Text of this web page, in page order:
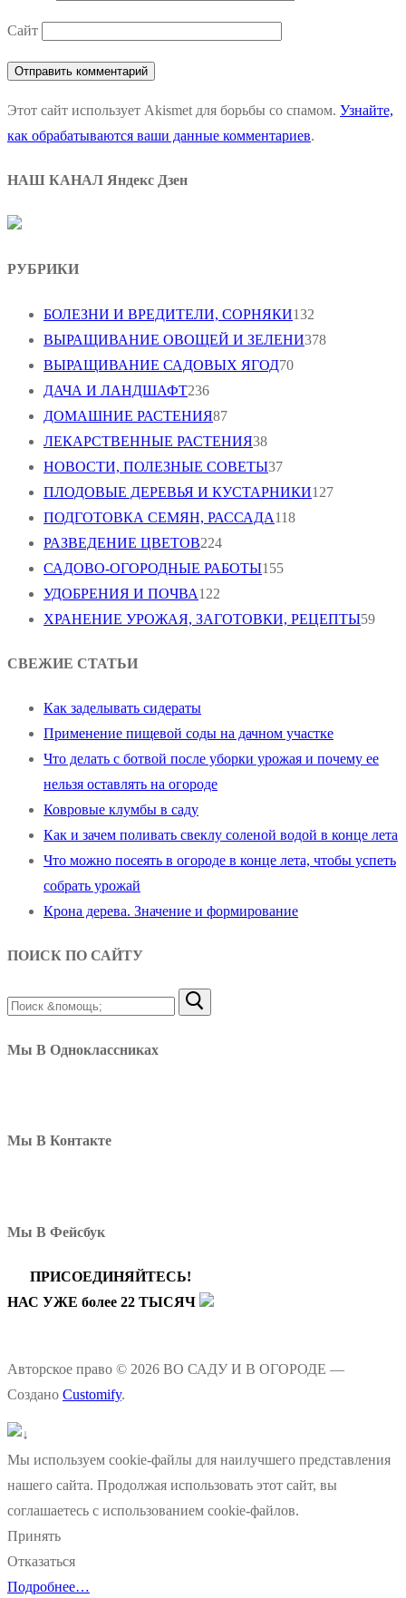
Сайт
Этот сайт использует Akismet для борьбы со спамом. Узнайте,
как обрабатываются ваши данные комментариев.
НАШ КАНАЛ Яндекс Дзен
РУБРИКИ
БОЛЕЗНИ И ВРЕДИТЕЛИ, СОРНЯКИ132
ВЫРАЩИВАНИЕ ОВОЩЕЙ И ЗЕЛЕНИ378
ВЫРАЩИВАНИЕ САДОВЫХ ЯГОД70
ДАЧА И ЛАНДШАФТ236
ДОМАШНИЕ РАСТЕНИЯ87
ЛЕКАРСТВЕННЫЕ РАСТЕНИЯ38
НОВОСТИ, ПОЛЕЗНЫЕ СОВЕТЫ37
ПЛОДОВЫЕ ДЕРЕВЬЯ И КУСТАРНИКИ127
ПОДГОТОВКА СЕМЯН, РАССАДА118
РАЗВЕДЕНИЕ ЦВЕТОВ224
САДОВО-ОГОРОДНЫЕ РАБОТЫ155
УДОБРЕНИЯ И ПОЧВА122
ХРАНЕНИЕ УРОЖАЯ, ЗАГОТОВКИ, РЕЦЕПТЫ59
СВЕЖИЕ СТАТЬИ
Как заделывать сидераты
Применение пищевой соды на дачном участке
Что делать с ботвой после уборки урожая и почему ее
нельзя оставлять на огороде
Ковровые клумбы в саду
Как и зачем поливать свеклу соленой водой в конце лета
Что можно посеять в огороде в конце лета, чтобы успеть
собрать урожай
Крона дерева. Значение и формирование
ПОИСК ПО САЙТУ
Найти:
Мы В Одноклассниках
Мы В Контакте
Мы В Фейсбук
ПРИСОЕДИНЯЙТЕСЬ!
НАС УЖЕ более 22 ТЫСЯЧ
Авторское право © 2026 ВО САДУ И В ОГОРОДЕ —
Создано Customify.
Мы используем cookie-файлы для наилучшего представления
нашего сайта. Продолжая использовать этот сайт, вы
соглашаетесь с использованием cookie-файлов.
Принять
Отказаться
Подробнее…